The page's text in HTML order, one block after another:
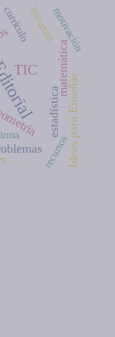
TIC matemática
Ideas para Enseñar
estadística
motivación
currículo
recursos
literatura